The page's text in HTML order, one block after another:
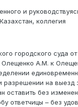
и
коллегия
городского суда
Олещенко А.М. к
разрешении на выезд
оставить без
ответчицы – без